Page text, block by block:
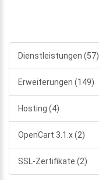
Dienstleistungen (57)
Erweiterungen (149)
Hosting (4)
OpenCart 3.1.x (2)
SSL-Zertifikate (2)